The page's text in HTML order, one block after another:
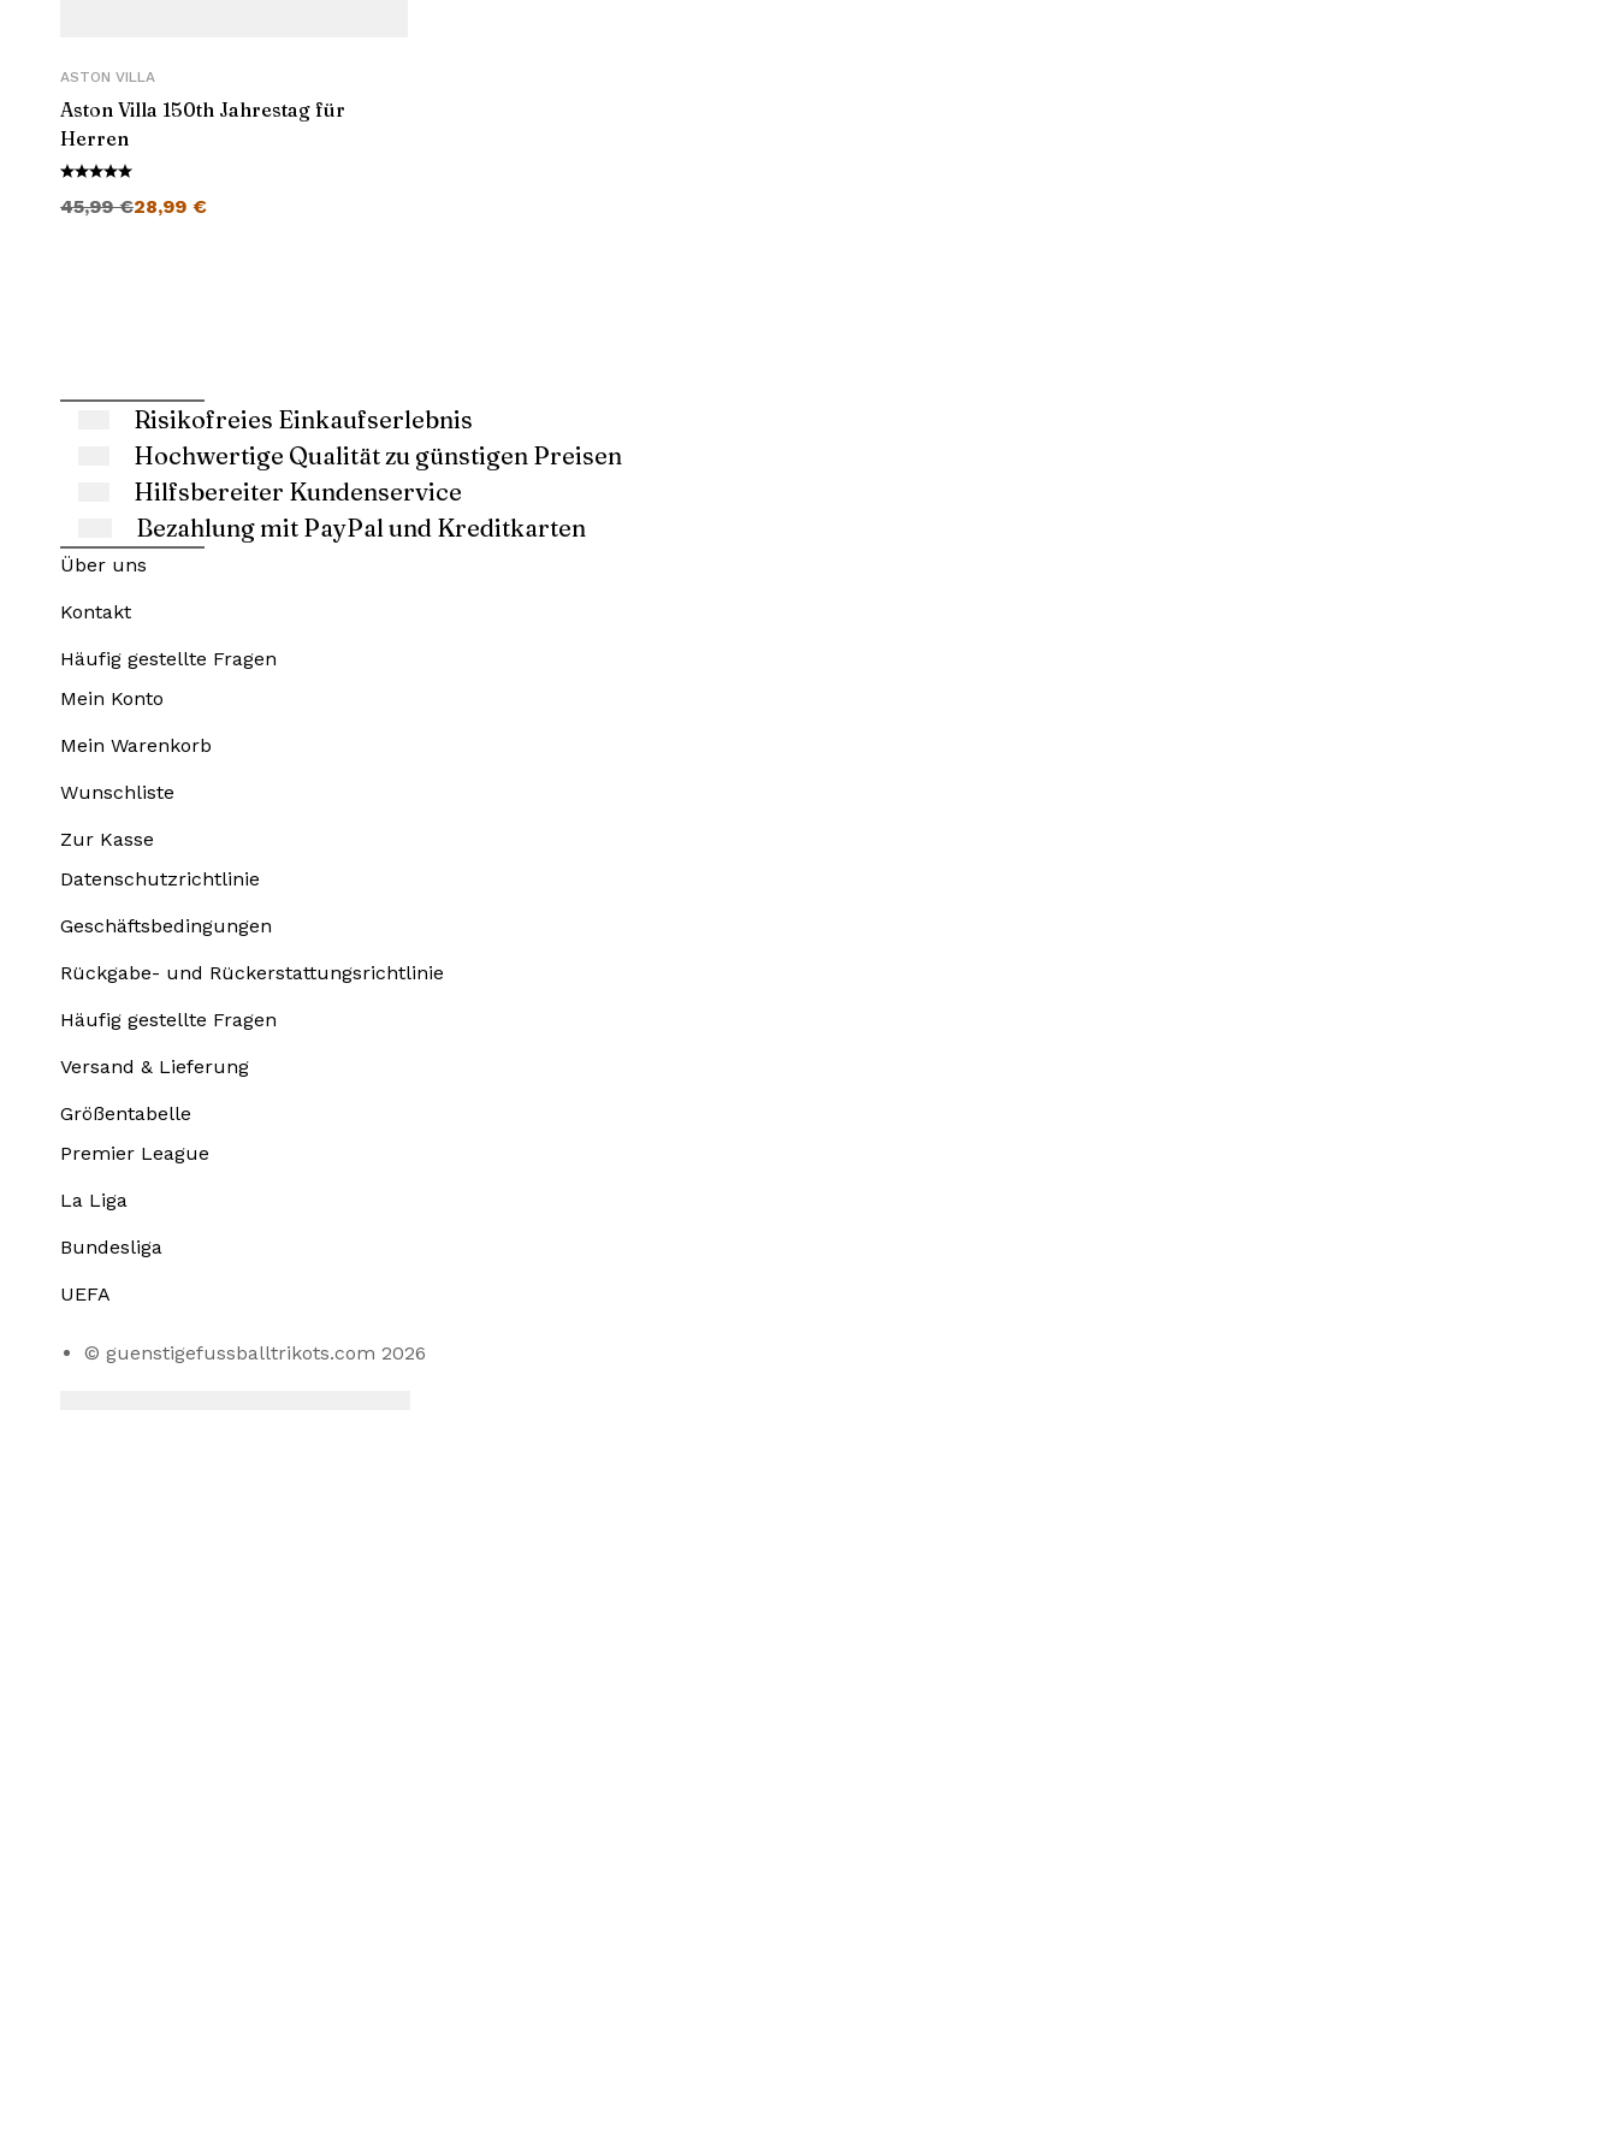
ASTON VILLA
Aston Villa 150th Jahrestag für
Herren
45,99€28,99 €
Risikofreies Einkaufserlebnis
Hochwertige Qualität zu günstigen Preisen
Hilfsbereiter Kundenservice
Bezahlung mit PayPal und Kreditkarten
Über uns
Kontakt
Häufig gestellte Fragen
Mein Konto
Mein Warenkorb
Wunschliste
Zur Kasse
Datenschutzrichtlinie
Geschäftsbedingungen
Rückgabe- und Rückerstattungsrichtlinie
Häufig gestellte Fragen
Versand & Lieferung
Größentabelle
Premier League
La Liga
Bundesliga
UEFA
© guenstigefussballtrikots.com 2026